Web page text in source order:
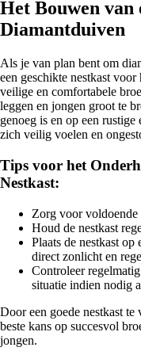
Het Bouwen van
Diamantduiven
Als je van plan bent om
een geschikte nestkast
veilige en comfortabele
leggen en jongen groot te
genoeg is en op een
zich veilig voelen en
Tips voor het
Nestkast:
Zorg voor voldoende
Houd de nestkast
Plaats de nestkast
direct zonlicht en
Controleer
situatie indien nodig
Door een goede nestkast
beste kans op succesvol
jongen.